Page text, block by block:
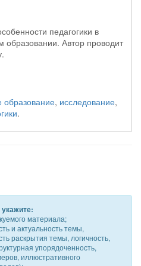
педагогики в
Автор проводит
, исследование,
.
материала;
и актуальность темы,
раскрытия темы, логичность,
упорядоченность,
иллюстративного